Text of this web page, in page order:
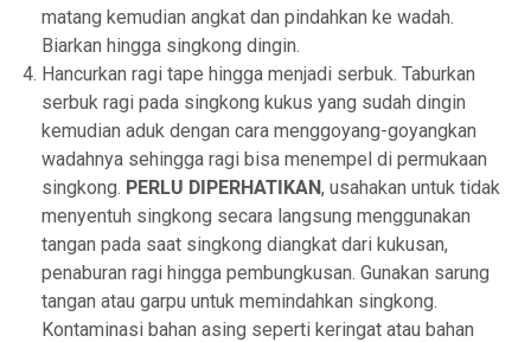
matang kemudian angkat dan pindahkan ke wadah.
Biarkan hingga singkong dingin.
Hancurkan ragi tape hingga menjadi serbuk. Taburkan
serbuk ragi pada singkong kukus yang sudah dingin
kemudian aduk dengan cara menggoyang-goyangkan
wadahnya sehingga ragi bisa menempel di permukaan
singkong. PERLU DIPERHATIKAN, usahakan untuk tidak
menyentuh singkong secara langsung menggunakan
tangan pada saat singkong diangkat dari kukusan,
penaburan ragi hingga pembungkusan. Gunakan sarung
tangan atau garpu untuk memindahkan singkong.
Kontaminasi bahan asing seperti keringat atau bahan